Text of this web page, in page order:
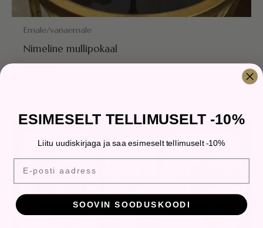
POSTITAMISEKS VALMIS HOMME!
Emale/vanaemale
Nimeline mullipokaal
Hinnavahemik:
kuni
ESIMESELT TELLIMUSELT -10%
Liitu uudiskirjaga ja saa esimeselt tellimuselt -10%
E-posti aadress
SOOVIN SOODUSKOODI